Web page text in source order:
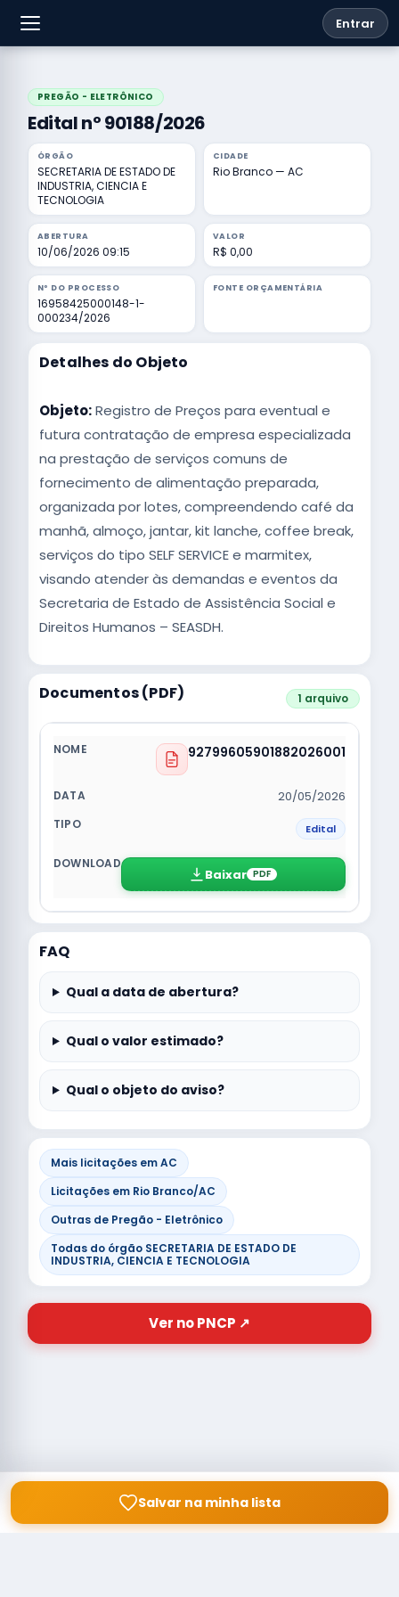
Entrar
PREGÃO - ELETRÔNICO
Edital nº 90188/2026
ÓRGÃO
SECRETARIA DE ESTADO DE
INDUSTRIA, CIENCIA E
TECNOLOGIA
CIDADE
Rio Branco — AC
ABERTURA
10/06/2026 09:15
VALOR
R$ 0,00
Nº DO PROCESSO
16958425000148-1-
000234/2026
FONTE ORÇAMENTÁRIA
Detalhes do Objeto
Objeto:Registro de Preços para eventual e
futura contratação de empresa especializada
na prestação de serviços comuns de
fornecimento de alimentação preparada,
organizada por lotes, compreendendo café da
manhã, almoço, jantar, kit lanche, coffee break,
serviços do tipo SELF SERVICE e marmitex,
visando atender às demandas e eventos da
Secretaria de Estado de Assistência Social e
Direitos Humanos – SEASDH.
Documentos (PDF) 1 arquivo
92799605901882026001
20/05/2026
Edital
Baixar PDF
FAQ
Qual a data de abertura?
Qual o valor estimado?
Qual o objeto do aviso?
Mais licitações em AC
Licitações em Rio Branco/AC
Outras de Pregão - Eletrônico
Todas do órgão SECRETARIA DE ESTADO DE
INDUSTRIA, CIENCIA E TECNOLOGIA
Ver no PNCP ↗
Salvar na minha lista